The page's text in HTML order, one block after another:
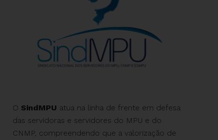
O SindMPU atua na linha de frente em defesa
das servidoras e servidores do MPU e do
CNMP, compreendendo que a valorização de